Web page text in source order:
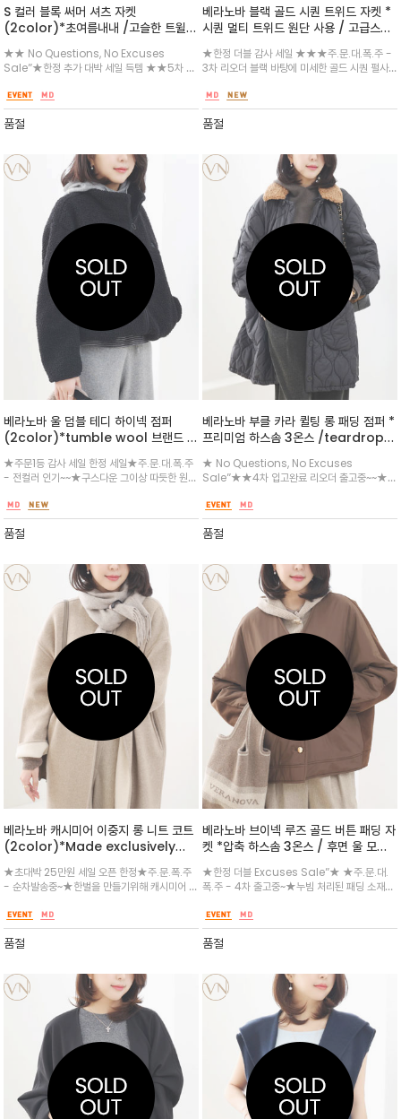
S 컬러 블록 써머 셔츠 자켓
(2color)*초여름내내 /고슬한 트윌
조직의 폴리 소재의 가볍게 걸치기 좋은
셔츠형 자켓/여유있는 실루엣과 넉넉한
소매라인으로 편안한 라인
★★ No Questions, No Excuses
Sale”★한정 추가 대박 세일 득템 ★★5차 입
배색 /밑단 플리츠 디테일로 여성스러운 무드/가
벼운 착용감과 높은 활용도가 기대되는 아이템
품절
베라노바 블랙 골드 시퀀 트위드 자켓 *
시퀀 멀티 트위드 원단 사용 / 고급스러
운 텍스처감의 트위드 원단에 프린지 디
테일과 골드 체인 라인 포인트가 더해져
클래식한 무드를 연출하는 자켓
★한정 더블 감사 세일 ★★★주.문.대.폭.주 -
3차 리오더 블랙 바탕에 미세한 골드 시퀀 펄사
룩을 완성 해줍니다 . 블랙 하의도 좋고 원피스~
데님과도 어울리는 ~
품절
베라노바 울 덤블 테디 하이넥 점퍼
(2color)*tumble wool 브랜드 소
로 보온성 최고 데일리 아이템 / 보기만
해도 포근한 테디베어/덤블 부클 소재를
사용하여 뛰어난 보온성과 트렌디한 무
드를 선사하는 집업 점퍼
★주문1등 감사 세일 한정 세일★주.문.대.폭.주
- 전컬러 인기~~★구스다운 그이상 따듯한 원단
퀄리티 높여드렸으며 하이넥으로 따뜻하게 착용
할 수 있습니다. 지퍼를 끝까지 올리면 바람을 효
과적으로 VERANOVA 로고 패
품절
베라노바 부클 카라 퀼팅 롱 패딩 점퍼 *
프리미엄 하스솜 3온스 /teardrop
법/ 포켓라인 베라노바 자수 / 국내생산
/ 부드럽고 복슬복슬한 카라가 목을 따
뜻하게 감싸주며, 탈착하여 심플한 노카
라 디자인으로도 연출이 가능
★ No Questions, No Excuses
Sale”★★4차 입고완료 리오더 출고중~~★서
이 뛰어나며, 소매와 밑단도 밴딩/스트링 처리되
어 바람을 막아주며 볼륨 포인트/유니크한 퀼팅
패턴과 보온성 굿
품절
베라노바 캐시미어 이중지 롱 니트 코트
(2color)*Made exclusively
from premium cashmere
100% 7게이지 /VERANOVA 자체 제
작 상품으로, 부드러운 촉감과 따뜻함이
뛰어난 캐시미어 롱 니트코트
★초대박 25만원 세일 오픈 한정★주.문.폭.주
- 순차발송중~★한벌을 만들기위해 캐시미어 실
며 아웃핏이 고급스럽고 이중지 짜임으로 넉넉하
고 자연스럽게 떨어지는 루즈핏이며, 여밈 장치
없이 오픈하여 착용하는 디
품절
베라노바 브이넥 루즈 골드 버튼 패딩 자
켓 *압축 하스솜 3온스 / 후면 울 모직
배색 코트와 패딩의 만남/ 베라노바 시
그니쳐 라인/ 배스트 디자인/겨울 버젼
출시~여유로운 핏과 유연한 실루엣의 브
이넥 세련된 디자인
★한정 더블 Excuses Sale”★ ★주.문.대.
폭.주 - 4차 출고중~★누빔 처리된 패딩 소재로,
색하여 독특하고 트렌디한 무드를 연출/3온스 /
니트 후드나 목폴라와 함께 매치하여 세련된 믹
스 매치 룩을 완성
품절